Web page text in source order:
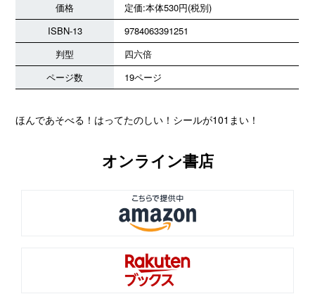
価格
定価:本体530円(税別)
ISBN-13
9784063391251
判型
四六倍
ページ数
19ページ
ほんであそべる！はってたのしい！シールが101まい！
オンライン書店